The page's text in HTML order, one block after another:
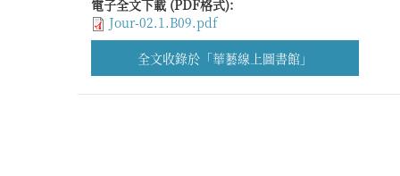
電子全文下載 (PDF格式):
Jour-02.1.B09.pdf
全文收錄於「華藝線上圖書館」